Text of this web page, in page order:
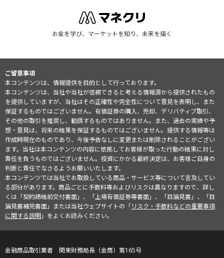
お金を学び、マーケットを知り、未来を描く
ご留意事項
本コンテンツは、情報提供を目的として行っております。
本コンテンツは、当社や当社が信頼できると考える情報源から提供されたもの
を提供していますが、当社はその正確性や完全性について意見を表明し、また
保証するものではございません。有価証券の購入、売却、デリバティブ取引、
その他の取引を推奨し、勧誘するものではありません。また、過去の実績や予
想・意見は、将来の結果を保証するものではございません。提供する情報等は
作成時現在のものであり、今後予告なしに変更または削除されることがござい
ます。当社は本コンテンツの内容に依拠してお客様が取った行動の結果に対し
責任を負うものではございません。投資にかかる最終決定は、お客様ご自身の
判断と責任でなさるようお願いいたします。
本コンテンツでは当社でお取扱している商品・サービス等について言及してい
る部分があります。商品ごとに手数料等およびリスクは異なりますので、詳し
くは「契約締結前交付書面」、「上場有価証券等書面」、「目論見書」、「目
論見書補完書面」または当社ウェブサイトの「リスク・手数料などの重要事項
に関する説明」をよくお読みください。
金融商品取引業者 関東財務局長（金商）第165号